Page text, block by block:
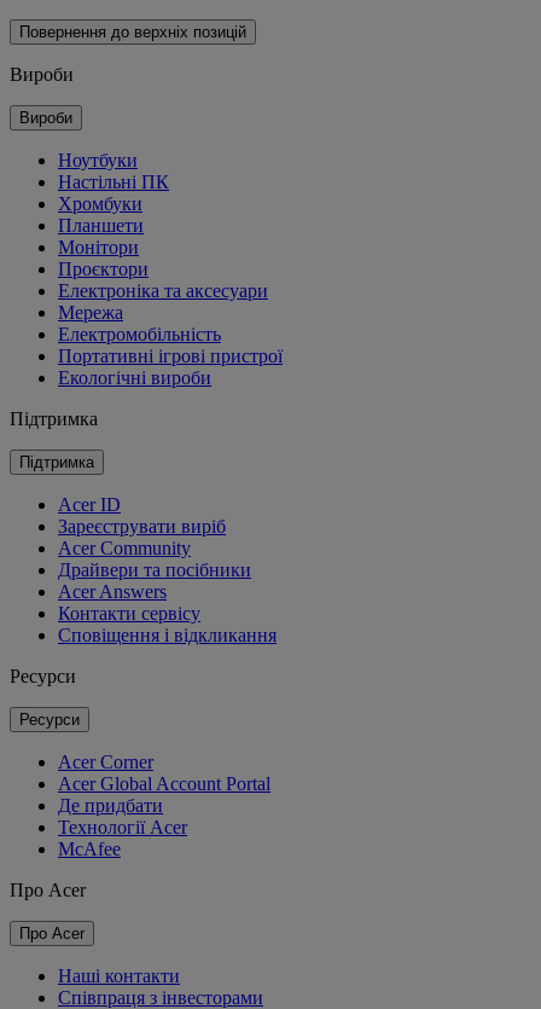
Повернення до верхніх позицій
Вироби
Вироби
Ноутбуки
Настільні ПК
Хромбуки
Планшети
Монітори
Проєктори
Електроніка та аксесуари
Мережа
Електромобільність
Портативні ігрові пристрої
Екологічні вироби
Підтримка
Підтримка
Acer ID
Зареєструвати виріб
Acer Community
Драйвери та посібники
Acer Answers
Контакти сервісу
Сповіщення і відкликання
Ресурси
Ресурси
Acer Corner
Acer Global Account Portal
Де придбати
Технології Acer
McAfee
Про Acer
Про Acer
Наші контакти
Співпраця з інвесторами